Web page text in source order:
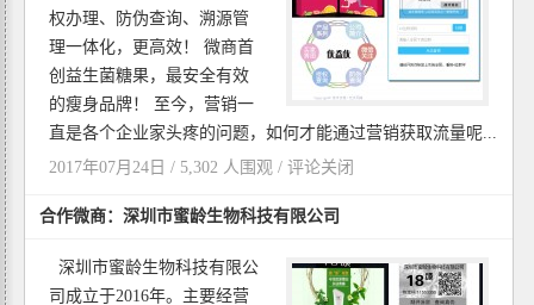
权办理、防伪查询、溯源管
理一体化，更高效！ 微商首
创益生菌糖果，最安全有效
的瘦身品牌！ 至今，营销一
直是各个企业家头疼的问题，如何才能通过营销获取流量呢...
2017年07月24日 / 5,302 人围观 / 评论关闭
合作微商：深圳市蜜龄生物科技有限公司
深圳市蜜龄生物科技有限公
司成立于2016年。主要经营